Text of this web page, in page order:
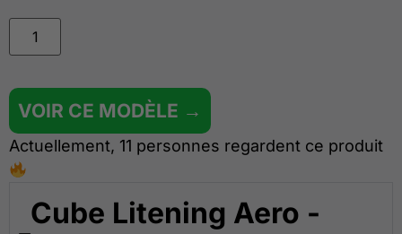
VOIR CE MODÈLE →
Actuellement, 11 personnes regardent ce produit
Cube Litening Aero -